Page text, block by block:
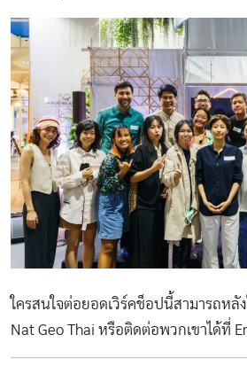
ใครสนใจต่อยอดเวิร์คช็อปนี้สามารถหลั
Nat Geo Thai หรือติดต่อพวกเขาได้ที่